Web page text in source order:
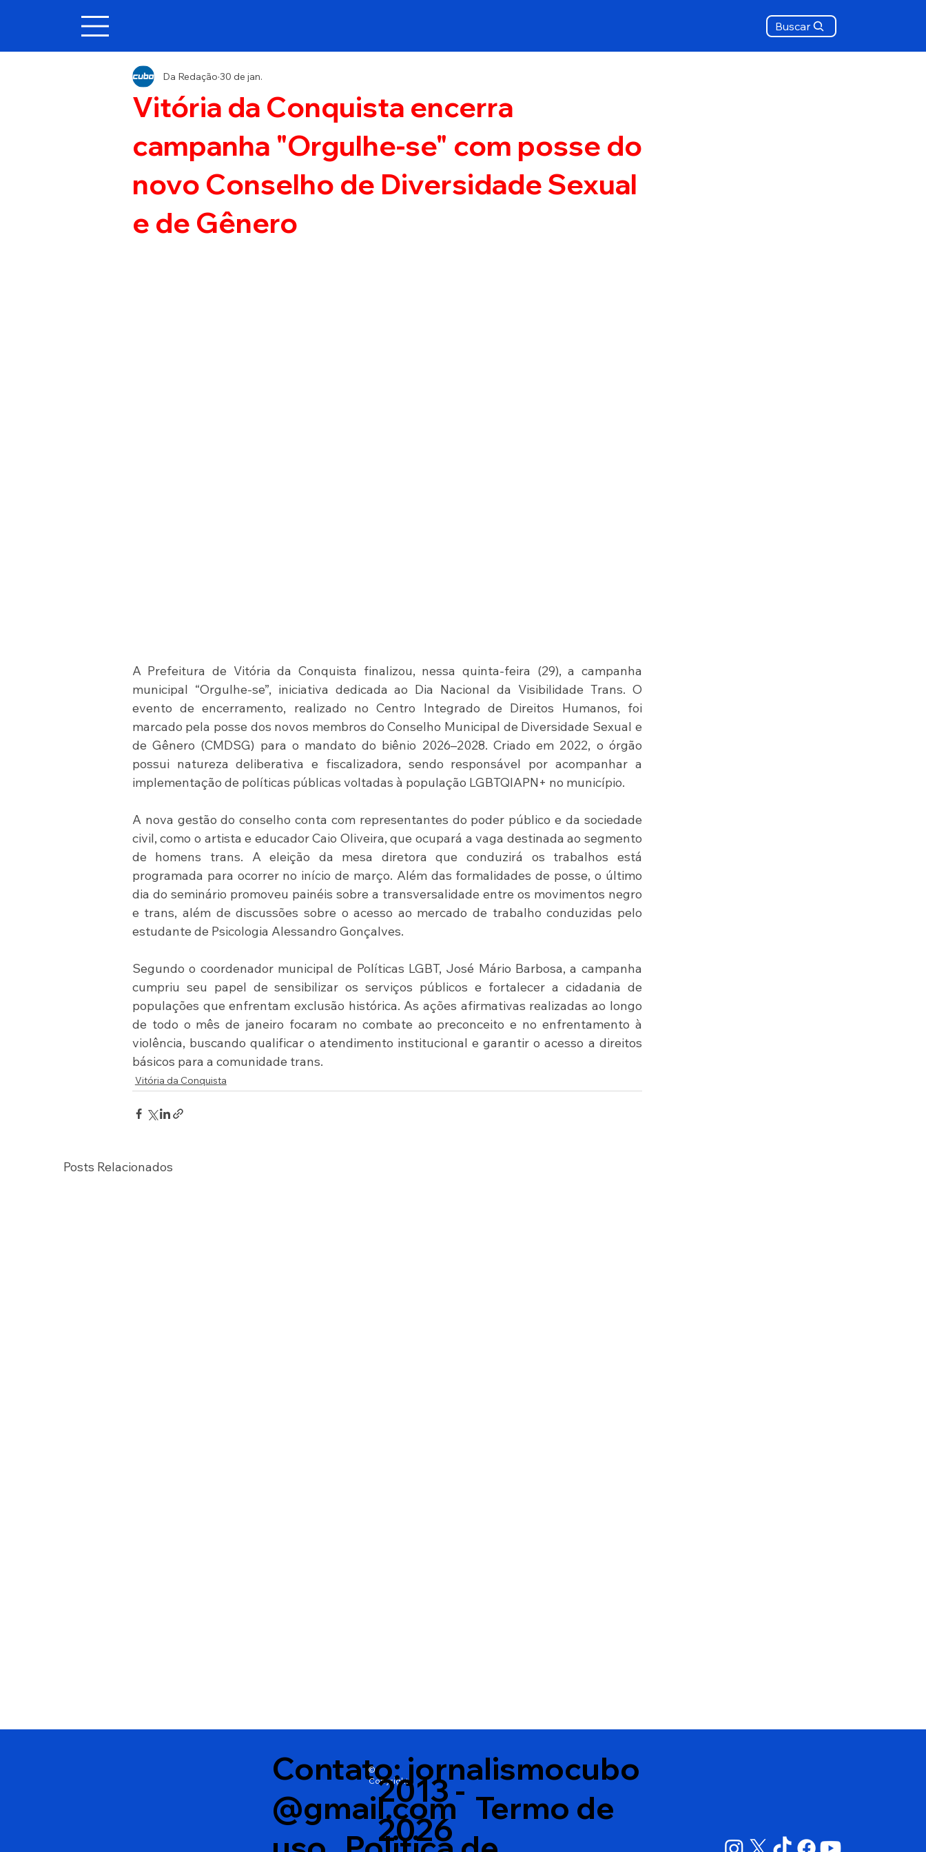
Buscar
Vitória da Conquista encerra
campanha "Orgulhe-se" com posse do
novo Conselho de Diversidade Sexual
e de Gênero
Da Redação 30 de jan.
A Prefeitura de Vitória da Conquista finalizou, nessa quinta-feira (29), a campanha
municipal “Orgulhe-se”, iniciativa dedicada ao Dia Nacional da Visibilidade Trans. O
evento de encerramento, realizado no Centro Integrado de Direitos Humanos, foi
marcado pela posse dos novos membros do Conselho Municipal de Diversidade Sexual e
de Gênero (CMDSG) para o mandato do biênio 2026–2028. Criado em 2022, o órgão
possui natureza deliberativa e fiscalizadora, sendo responsável por acompanhar a
implementação de políticas públicas voltadas à população LGBTQIAPN+ no município.
A nova gestão do conselho conta com representantes do poder público e da sociedade
civil, como o artista e educador Caio Oliveira, que ocupará a vaga destinada ao segmento
de homens trans. A eleição da mesa diretora que conduzirá os trabalhos está
programada para ocorrer no início de março. Além das formalidades de posse, o último
dia do seminário promoveu painéis sobre a transversalidade entre os movimentos negro
e trans, além de discussões sobre o acesso ao mercado de trabalho conduzidas pelo
estudante de Psicologia Alessandro Gonçalves.
Segundo o coordenador municipal de Políticas LGBT, José Mário Barbosa, a campanha
cumpriu seu papel de sensibilizar os serviços públicos e fortalecer a cidadania de
populações que enfrentam exclusão histórica. As ações afirmativas realizadas ao longo
de todo o mês de janeiro focaram no combate ao preconceito e no enfrentamento à
violência, buscando qualificar o atendimento institucional e garantir o acesso a direitos
básicos para a comunidade trans.
Vitória da Conquista
Posts Relacionados
Contato:jornalismocubo
@gmail.comTermo de
©
Copyright
2013 -
2026